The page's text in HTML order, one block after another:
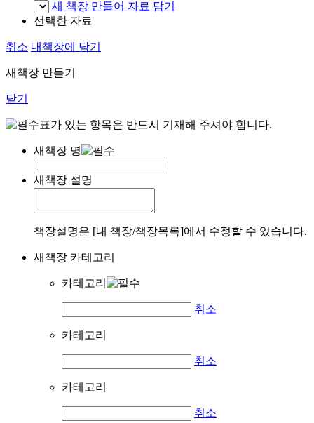
새 책장 만들어 자료 담기
선택한 자료
취소 내책장에 담기
새책장 만들기
닫기
표가 있는 항목은 반드시 기재해 주셔야 합니다.
새책장 명
새책장 설명
책장설명은 [내 책장/책장목록]에서 수정할 수 있습니다.
새책장 카테고리
카테고리
취소
카테고리
취소
카테고리
취소